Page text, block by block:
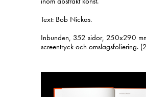
inom abstrakt konst.
Text: Bob Nickas.
Inbunden, 352 sidor, 250x290
screentryck och omslagsfoliering.